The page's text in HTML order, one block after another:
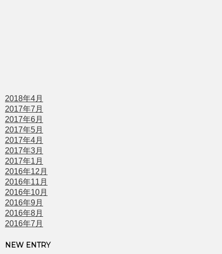
2018年4月
2017年7月
2017年6月
2017年5月
2017年4月
2017年3月
2017年1月
2016年12月
2016年11月
2016年10月
2016年9月
2016年8月
2016年7月
NEW ENTRY